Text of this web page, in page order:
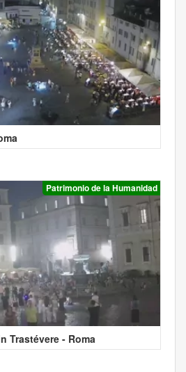
Patrimonio de la Humanidad
Trastévere - Roma